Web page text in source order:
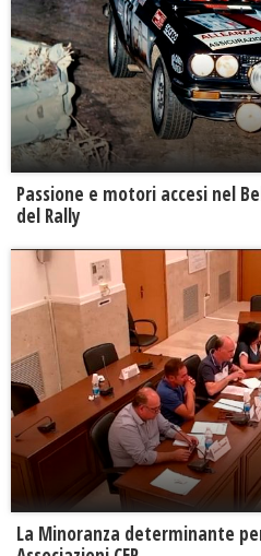
Passione e motori accesi nel
del Rally
La Minoranza determinante